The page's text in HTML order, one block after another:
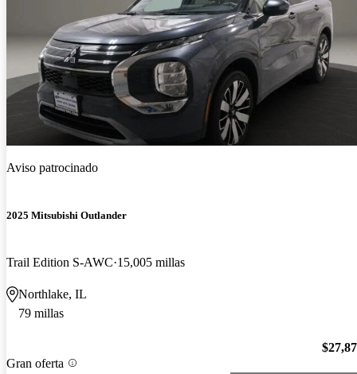
Aviso patrocinado
2025 Mitsubishi Outlander
Trail Edition S-AWC 15,005 millas
Northlake, IL
79 millas
Gran oferta